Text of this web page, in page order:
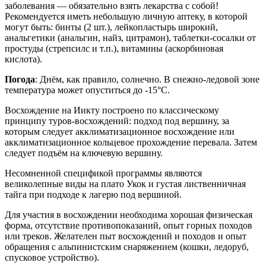
заболевания — обязательно взять лекарства с собой!
Рекомендуется иметь небольшую личную аптеку, в которой
могут быть: бинты (2 шт.), лейкопластырь широкий,
анальгетики (анальгин, найз, цитрамон), таблетки-сосалки от
простуды (стрепсилс и т.п.), витамины (аскорбиновая
кислота).
Погода: Днём, как правило, солнечно. В снежно-ледовой зоне
температура может опуститься до -15°С.
Восхождение на Иикту построено по классическому
принципу туров-восхождений: подход под вершину, за
которым следует акклиматизационное восхождение или
акклиматизационное кольцевое прохождение перевала. Затем
следует подъём на ключевую вершину.
Несомненной спецификой программы являются
великолепные виды на плато Укок и густая лиственничная
тайга при подходе к лагерю под вершиной.
Для участия в восхождении необходима хорошая физическая
форма, отсутствие противопоказаний, опыт горных походов
или треков. Желателен пыт восхождений и походов и опыт
обращения с альпинистским снаряжением (кошки, ледоруб,
спусковое устройство).